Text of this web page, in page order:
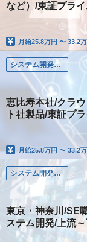
など）/東証プラ
月給25.8万円 〜 33.2万
システム開発（Web・オープン・モバイル系）
恵比寿本社/クラ
ト社製品/東証プ
月給25.8万円 〜 33.2万
システム開発（Web・オープン・モバイル系）
東京・神奈川/SE
ステム開発/上流